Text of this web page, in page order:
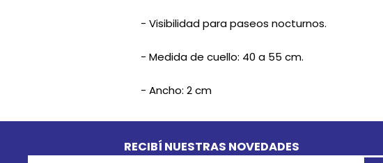
- Visibilidad para paseos nocturnos.
- Medida de cuello: 40 a 55 cm.
- Ancho: 2 cm
RECIBÍ NUESTRAS NOVEDADES